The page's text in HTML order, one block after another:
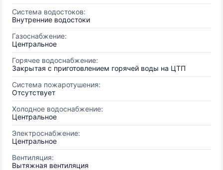
Система водостоков:
Внутренние водостоки
Газоснабжение:
Центральное
Горячее водоснабжение:
Закрытая с приготовлением горячей воды на ЦТП
Система пожаротушения:
Отсутствует
Холодное водоснабжение:
Центральное
Электроснабжение:
Центральное
Вентиляция:
Вытяжная вентиляция